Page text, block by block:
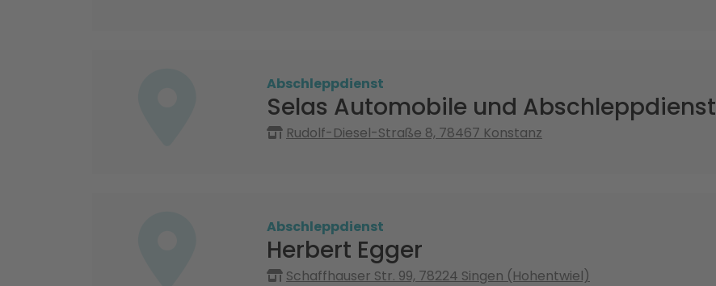
Abschleppdienst
Selas Automobile und Abschleppdienst
Rudolf-Diesel-Straße 8, 78467 Konstanz
Abschleppdienst
Herbert Egger
Schaffhauser Str. 99, 78224 Singen (Hohentwiel)